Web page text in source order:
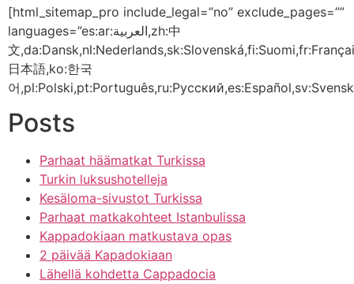
[html_sitemap_pro include_legal=”no” exclude_pages=””
languages=”es:ar:العربية,zh:中
文
日本語,ko:한국
어
Posts
Parhaat häämatkat Turkissa
Turkin luksushotelleja
Kesäloma-sivustot Turkissa
Parhaat matkakohteet Istanbulissa
Kappadokiaan matkustava opas
2 päivää Kapadokiaan
Lähellä kohdetta Cappadocia